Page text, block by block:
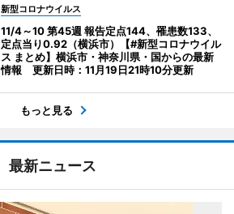
新型コロナウイルス
11/4～10 第45週 報告定点144、罹患数133、
定点当り0.92（横浜市）【#新型コロナウイル
ス まとめ】横浜市・神奈川県・国からの最新
情報 更新日時：11月19日21時10分更新
もっと見る
最新ニュース